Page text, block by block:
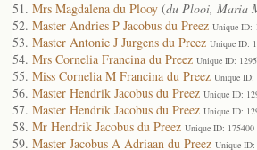
Mrs Magdalena du Plooy (du Plooi, Maria
Master Andries P Jacobus du Preez Unique ID:
Master Antonie J Jurgens du Preez Unique ID:
Mrs Cornelia Francina du Preez Unique ID:
Miss Cornelia M Francina du Preez Unique ID:
Master Hendrik Jacobus du Preez Unique ID:
Master Hendrik Jacobus du Preez Unique ID:
Mr Hendrik Jacobus du Preez Unique ID: 175400
Master Jacobus A Adriaan du Preez Unique ID: